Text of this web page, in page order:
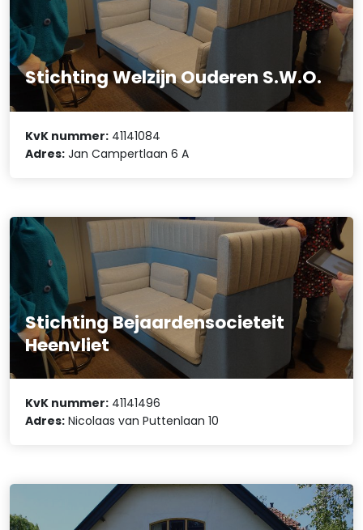
Stichting Welzijn Ouderen S.W.O.
KvK nummer: 41141084
Adres: Jan Campertlaan 6 A
Stichting Bejaardensocieteit
Heenvliet
KvK nummer: 41141496
Adres: Nicolaas van Puttenlaan 10